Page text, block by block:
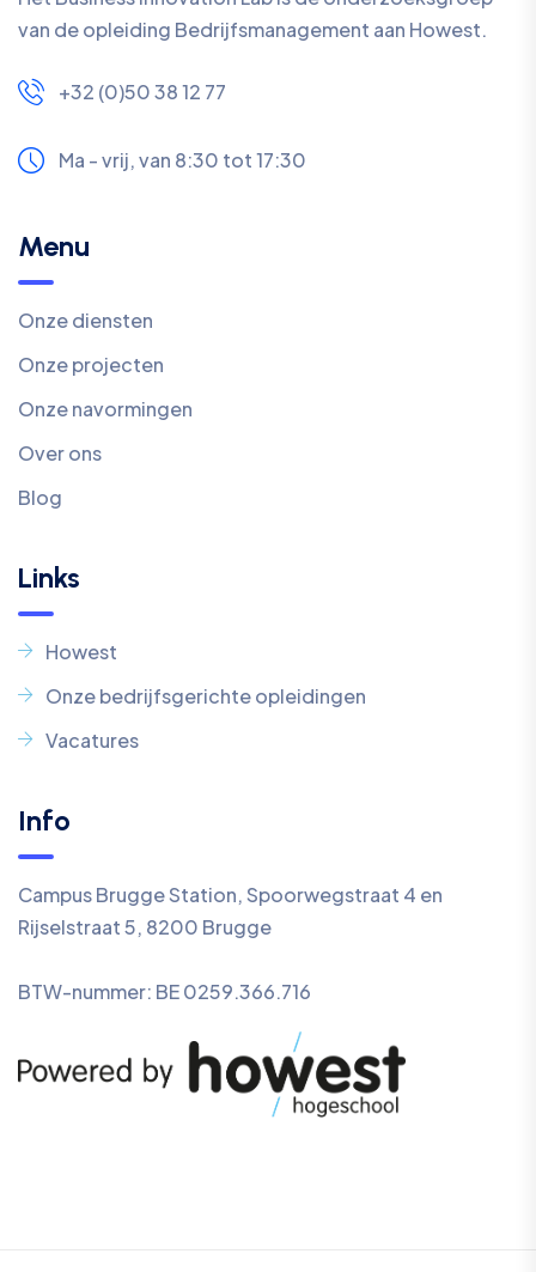
van de opleiding Bedrijfsmanagement aan Howest.
+32 (0)50 38 12 77
Ma - vrij, van 8:30 tot 17:30
Menu
Onze diensten
Onze projecten
Onze navormingen
Over ons
Blog
Links
Howest
Onze bedrijfsgerichte opleidingen
Vacatures
Info
Campus Brugge Station, Spoorwegstraat 4 en
Rijselstraat 5, 8200 Brugge
BTW-nummer: BE 0259.366.716